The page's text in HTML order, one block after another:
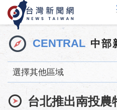
CENTRAL 中部
選擇其他區域
台北推出南投